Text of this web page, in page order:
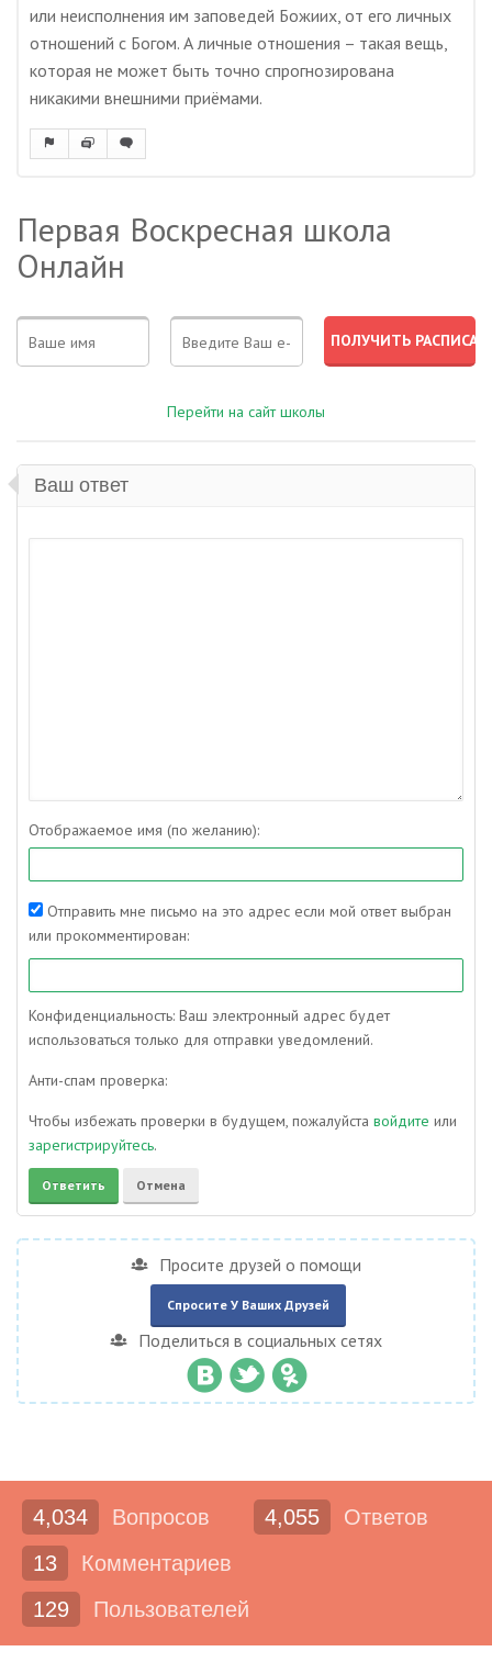
или неисполнения им заповедей Божиих, от его личных
отношений с Богом. А личные отношения – такая вещь,
которая не может быть точно спрогнозирована
никакими внешними приёмами.
Первая Воскресная школа
Онлайн
Перейти на сайт школы
Ваш ответ
Отображаемое имя (по желанию):
Отправить мне письмо на это адрес если мой ответ выбран
или прокомментирован:
Конфиденциальность: Ваш электронный адрес будет
использоваться только для отправки уведомлений.
Анти-спам проверка:
Чтобы избежать проверки в будущем, пожалуйста войдите или
зарегистрируйтесь.
Просите друзей о помощи
Спросите У Ваших Друзей
Поделиться в социальных сетях
4,034 Вопросов 4,055
Ответов
13
Комментариев
129
Пользователей